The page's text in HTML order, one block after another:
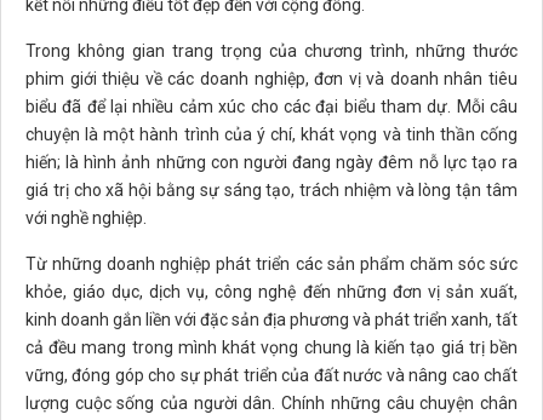
kết nối những điều tốt đẹp đến với cộng đồng.
Trong không gian trang trọng của chương trình, những thước
phim giới thiệu về các doanh nghiệp, đơn vị và doanh nhân tiêu
biểu đã để lại nhiều cảm xúc cho các đại biểu tham dự. Mỗi câu
chuyện là một hành trình của ý chí, khát vọng và tinh thần cống
hiến; là hình ảnh những con người đang ngày đêm nỗ lực tạo ra
giá trị cho xã hội bằng sự sáng tạo, trách nhiệm và lòng tận tâm
với nghề nghiệp.
Từ những doanh nghiệp phát triển các sản phẩm chăm sóc sức
khỏe, giáo dục, dịch vụ, công nghệ đến những đơn vị sản xuất,
kinh doanh gắn liền với đặc sản địa phương và phát triển xanh, tất
cả đều mang trong mình khát vọng chung là kiến tạo giá trị bền
vững, đóng góp cho sự phát triển của đất nước và nâng cao chất
lượng cuộc sống của người dân. Chính những câu chuyện chân